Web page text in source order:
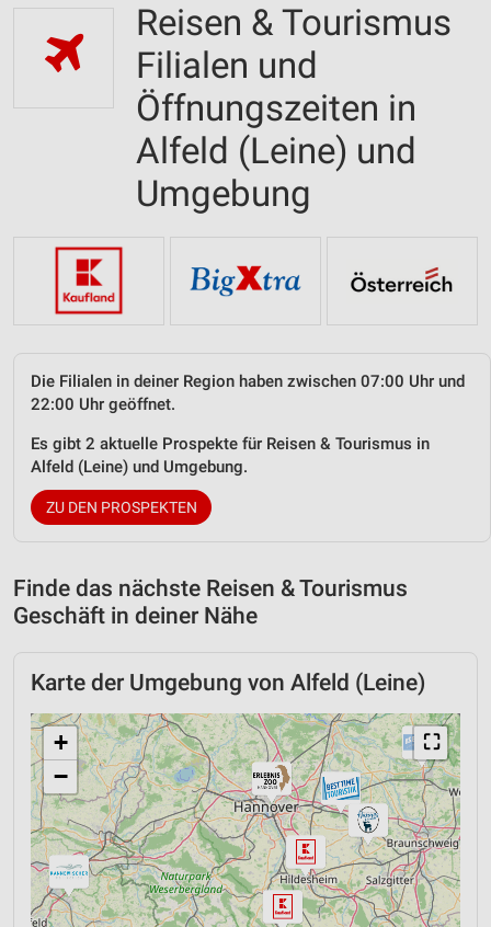
Reisen & Tourismus
Filialen und
Öffnungszeiten in
Alfeld (Leine) und
Umgebung
Die Filialen in deiner Region haben zwischen 07:00 Uhr und
22:00 Uhr geöffnet.
Es gibt 2 aktuelle Prospekte für Reisen & Tourismus in
Alfeld (Leine) und Umgebung.
ZU DEN PROSPEKTEN
Finde das nächste Reisen & Tourismus
Geschäft in deiner Nähe
Karte der Umgebung von Alfeld (Leine)
⛶
+
−